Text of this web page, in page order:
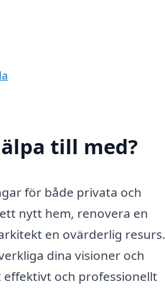
till med?
för både privata och
nytt hem, renovera en
en ovärderlig resurs.
dina visioner och
och professionellt